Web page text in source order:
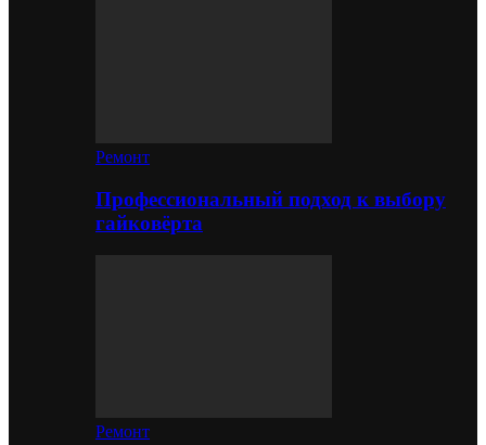
Ремонт
Профессиональный подход к выбору
гайковёрта
Ремонт